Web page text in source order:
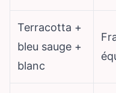
Terracotta +
bleu sauge +
blanc